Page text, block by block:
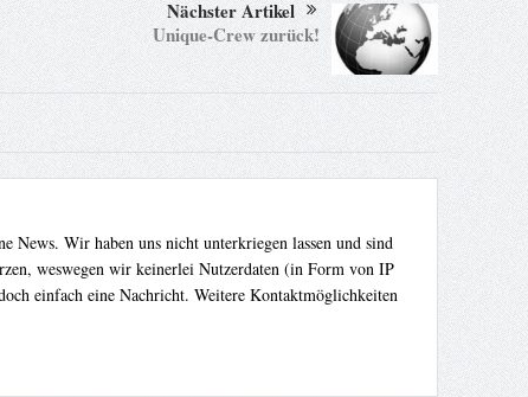
Nächster Artikel
Unique-Crew zurück!
Wir haben uns nicht unterkriegen lassen und sind
weswegen wir keinerlei Nutzerdaten (in Form von IP
einfach eine Nachricht. Weitere Kontaktmöglichkeiten